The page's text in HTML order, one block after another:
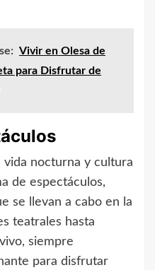
Vivir en Olesa de
para Disfrutar de
nocturna y cultura
de espectáculos,
se llevan a cabo en la
teatrales hasta
siempre
para disfrutar